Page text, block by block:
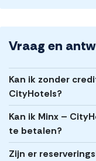
Vraag en
Kan ik zonder
CityHotels?
Kan ik Minx –
te betalen?
Zijn er